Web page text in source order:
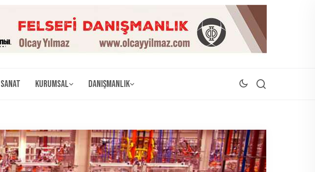
Kurumsal Danışmanlık